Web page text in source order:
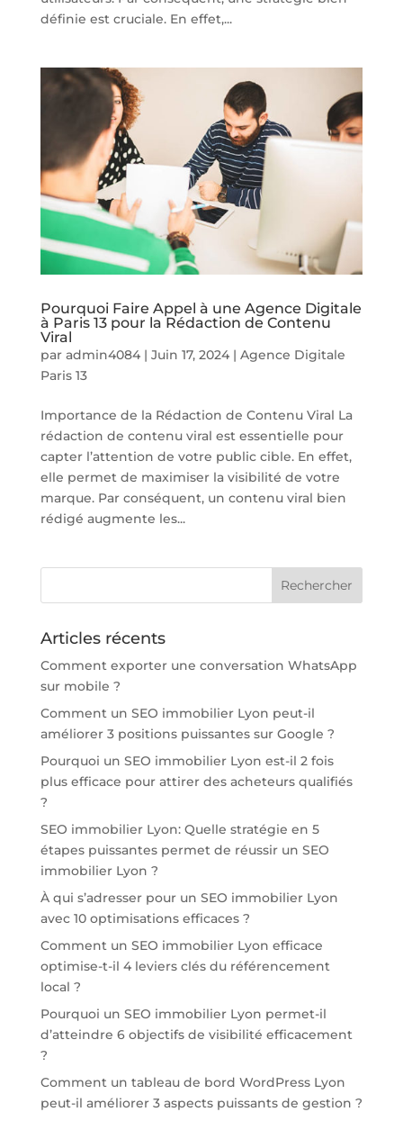
définie est cruciale. En effet,...
Pourquoi Faire Appel à une Agence Digitale
à Paris 13 pour la Rédaction de Contenu
Viral
par admin4084| Juin 17, 2024| Agence Digitale
Paris 13
Importance de la Rédaction de Contenu Viral La
rédaction de contenu viral est essentielle pour
capter l’attention de votre public cible. En effet,
elle permet de maximiser la visibilité de votre
marque. Par conséquent, un contenu viral bien
rédigé augmente les...
Articles récents
Comment exporter une conversation WhatsApp
sur mobile ?
Comment un SEO immobilier Lyon peut-il
améliorer 3 positions puissantes sur Google ?
Pourquoi un SEO immobilier Lyon est-il 2 fois
plus efficace pour attirer des acheteurs qualifiés
?
SEO immobilier Lyon: Quelle stratégie en 5
étapes puissantes permet de réussir un SEO
immobilier Lyon ?
À qui s’adresser pour un SEO immobilier Lyon
avec 10 optimisations efficaces ?
Comment un SEO immobilier Lyon efficace
optimise-t-il 4 leviers clés du référencement
local ?
Pourquoi un SEO immobilier Lyon permet-il
d’atteindre 6 objectifs de visibilité efficacement
?
Comment un tableau de bord WordPress Lyon
peut-il améliorer 3 aspects puissants de gestion ?